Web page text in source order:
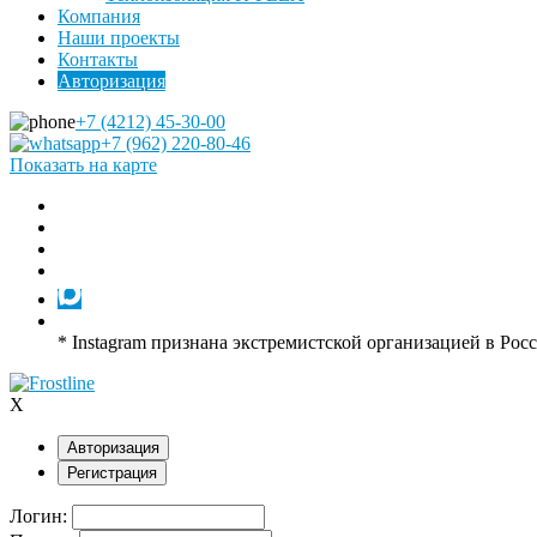
Компания
Наши проекты
Контакты
Авторизация
+7 (4212) 45-30-00
+7 (962) 220-80-46
Показать на карте
* Instagram признана экстремистской организацией в
X
Авторизация
Регистрация
Логин: